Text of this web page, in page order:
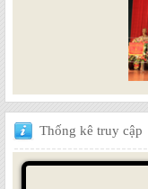
Thống kê truy cập